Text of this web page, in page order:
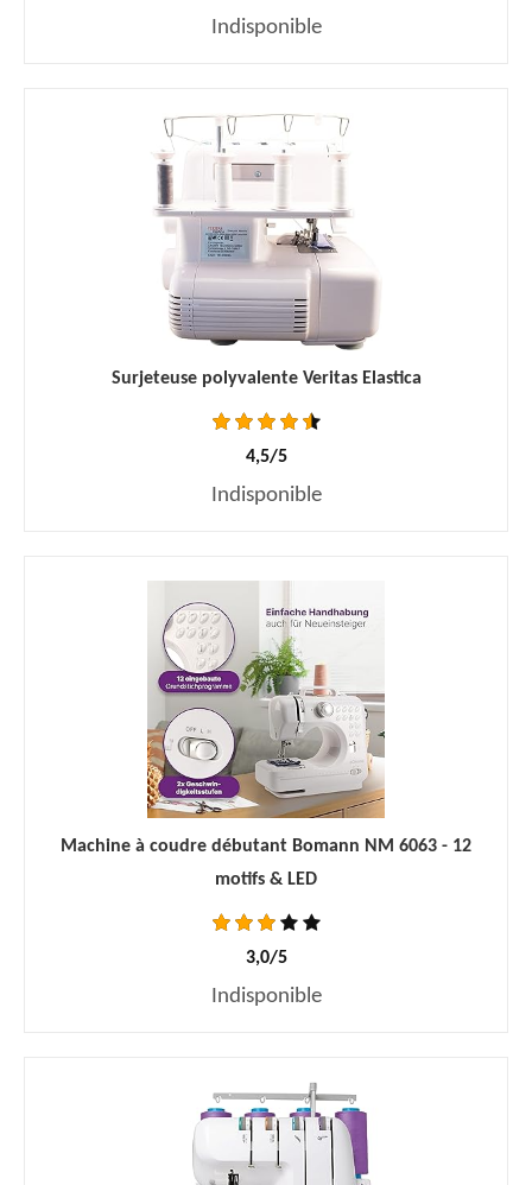
Indisponible
Surjeteuse polyvalente Veritas Elastica
4,5/5
Indisponible
Machine à coudre débutant Bomann NM 6063 - 12
motifs & LED
3,0/5
Indisponible